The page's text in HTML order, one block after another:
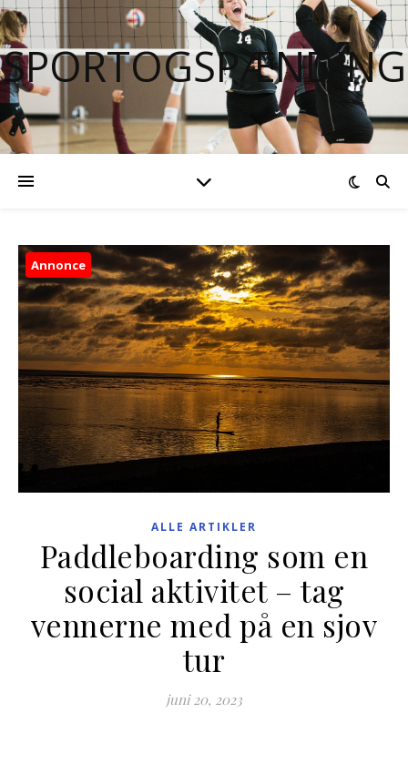
SPORTOGSPÆNDING
Annonce
ALLE ARTIKLER
Paddleboarding som en
social aktivitet – tag
vennerne med på en sjov
tur
juni 20, 2023